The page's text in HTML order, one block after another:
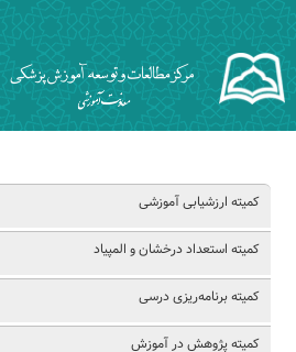
کمیته ارزشیابی آموزشی
کمیته استعداد درخشان و المپیاد
کمیته برنامه‌ریزی درسی
کمیته پژوهش در آموزش